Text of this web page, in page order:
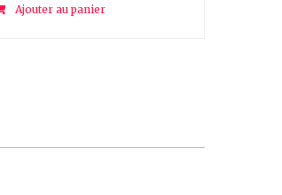
Ajouter au panier